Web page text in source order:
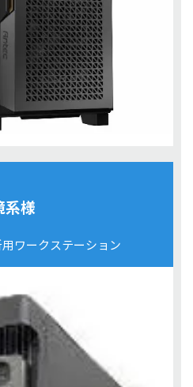
様
ワークステーション